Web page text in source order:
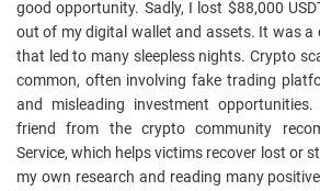
good opportunity. Sadly, I lost $88,000
out of my digital wallet and assets. It was a
that led to many sleepless nights. Crypto
common, often involving fake trading
and misleading investment
friend from the crypto community
Service, which helps victims recover lost or
my own research and reading many